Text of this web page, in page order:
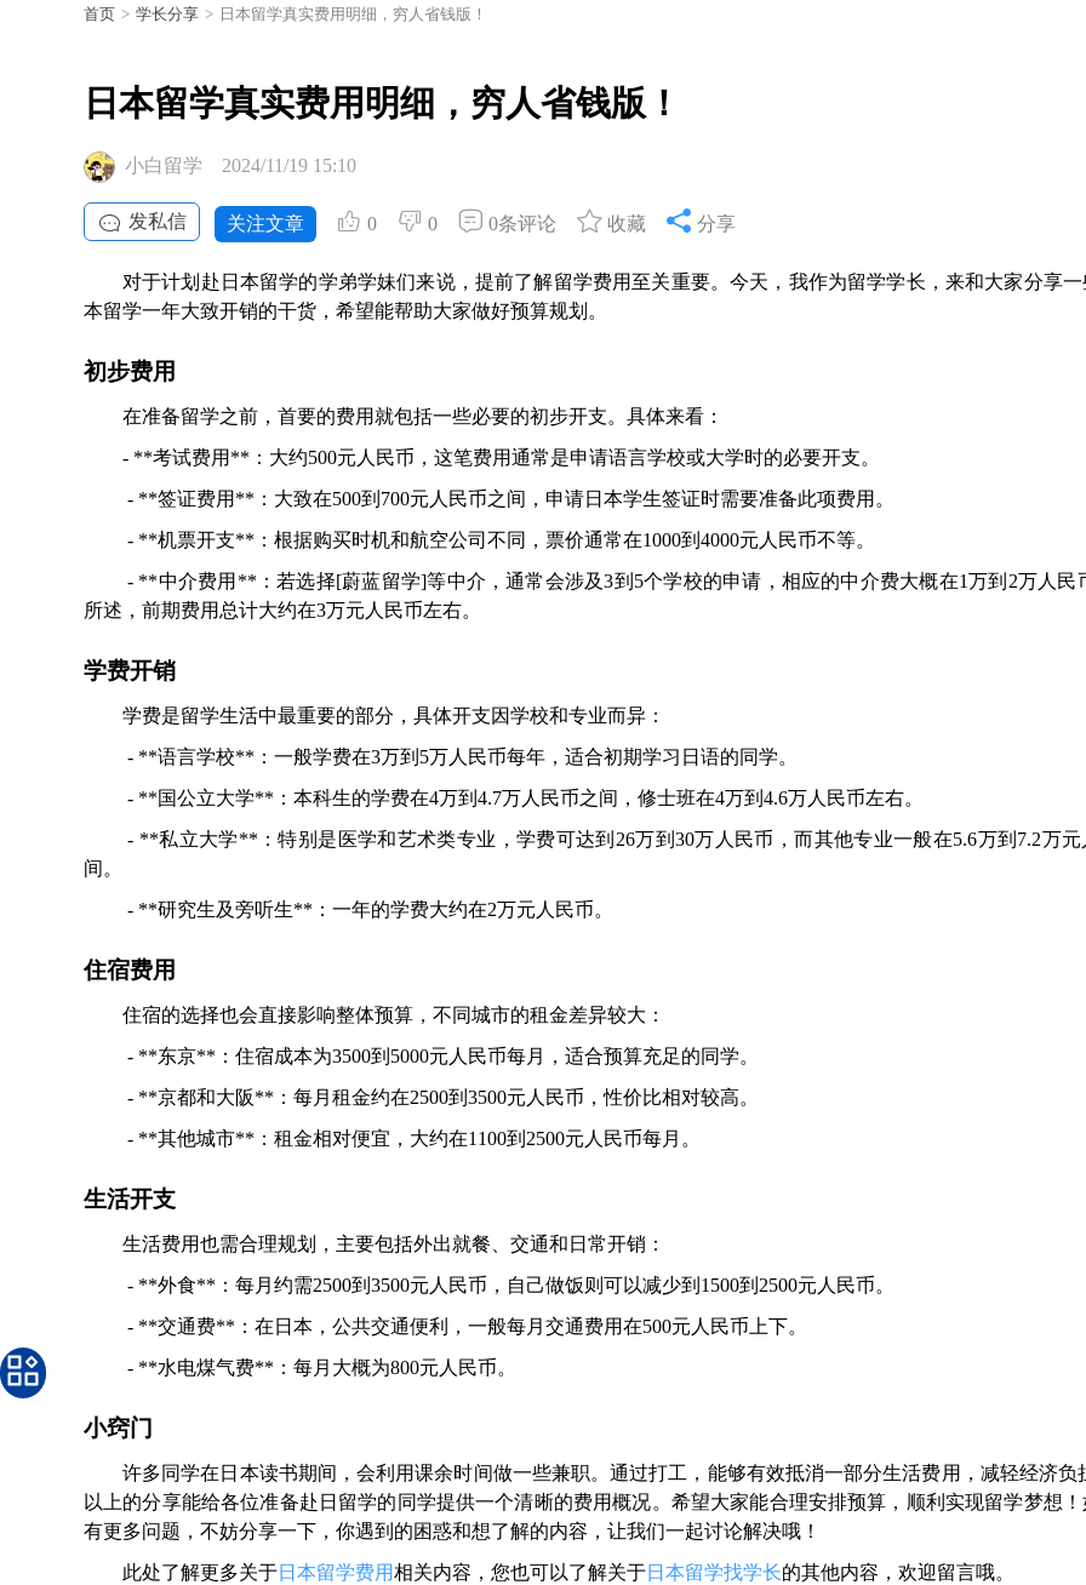
首页 > 学长分享 > 日本留学真实费用明细，穷人省钱版！
日本留学真实费用明细，穷人省钱版！
小白留学 2024/11/19 15:10
发私信 关注文章 0 0 0条评论 收藏 分享
对于计划赴日本留学的学弟学妹们来说，提前了解留学费用至关重要。今天，我作为留学学长，来和大家分享一
本留学一年大致开销的干货，希望能帮助大家做好预算规划。
初步费用
在准备留学之前，首要的费用就包括一些必要的初步开支。具体来看：
- **考试费用**：大约500元人民币，这笔费用通常是申请语言学校或大学时的必要开支。
- **签证费用**：大致在500到700元人民币之间，申请日本学生签证时需要准备此项费用。
- **机票开支**：根据购买时机和航空公司不同，票价通常在1000到4000元人民币不等。
- **中介费用**：若选择[蔚蓝留学]等中介，通常会涉及3到5个学校的申请，相应的中介费大概在1万到2万人民
所述，前期费用总计大约在3万元人民币左右。
学费开销
学费是留学生活中最重要的部分，具体开支因学校和专业而异：
- **语言学校**：一般学费在3万到5万人民币每年，适合初期学习日语的同学。
- **国公立大学**：本科生的学费在4万到4.7万人民币之间，修士班在4万到4.6万人民币左右。
- **私立大学**：特别是医学和艺术类专业，学费可达到26万到30万人民币，而其他专业一般在5.6万到7.2万元
间。
- **研究生及旁听生**：一年的学费大约在2万元人民币。
住宿费用
住宿的选择也会直接影响整体预算，不同城市的租金差异较大：
- **东京**：住宿成本为3500到5000元人民币每月，适合预算充足的同学。
- **京都和大阪**：每月租金约在2500到3500元人民币，性价比相对较高。
- **其他城市**：租金相对便宜，大约在1100到2500元人民币每月。
生活开支
生活费用也需合理规划，主要包括外出就餐、交通和日常开销：
- **外食**：每月约需2500到3500元人民币，自己做饭则可以减少到1500到2500元人民币。
- **交通费**：在日本，公共交通便利，一般每月交通费用在500元人民币上下。
- **水电煤气费**：每月大概为800元人民币。
小窍门
许多同学在日本读书期间，会利用课余时间做一些兼职。通过打工，能够有效抵消一部分生活费用，减轻经济负
以上的分享能给各位准备赴日留学的同学提供一个清晰的费用概况。希望大家能合理安排预算，顺利实现留学梦想
有更多问题，不妨分享一下，你遇到的困惑和想了解的内容，让我们一起讨论解决哦！
此处了解更多关于日本留学费用相关内容，您也可以了解关于日本留学找学长的其他内容，欢迎留言哦。